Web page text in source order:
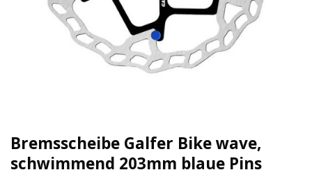
Bremsscheibe Galfer Bike wave,
schwimmend 203mm blaue Pins